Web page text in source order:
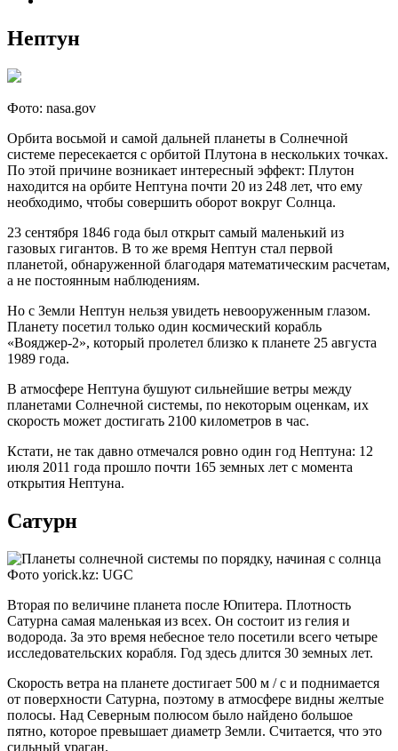
Нептун
Фото: nasa.gov
Орбита восьмой и самой дальней планеты в Солнечной
системе пересекается с орбитой Плутона в нескольких точках.
По этой причине возникает интересный эффект: Плутон
находится на орбите Нептуна почти 20 из 248 лет, что ему
необходимо, чтобы совершить оборот вокруг Солнца.
23 сентября 1846 года был открыт самый маленький из
газовых гигантов. В то же время Нептун стал первой
планетой, обнаруженной благодаря математическим расчетам,
а не постоянным наблюдениям.
Но с Земли Нептун нельзя увидеть невооруженным глазом.
Планету посетил только один космический корабль
«Вояджер-2», который пролетел близко к планете 25 августа
1989 года.
В атмосфере Нептуна бушуют сильнейшие ветры между
планетами Солнечной системы, по некоторым оценкам, их
скорость может достигать 2100 километров в час.
Кстати, не так давно отмечался ровно один год Нептуна: 12
июля 2011 года прошло почти 165 земных лет с момента
открытия Нептуна.
Сатурн
Фото yorick.kz: UGC
Вторая по величине планета после Юпитера. Плотность
Сатурна самая маленькая из всех. Он состоит из гелия и
водорода. За это время небесное тело посетили всего четыре
исследовательских корабля. Год здесь длится 30 земных лет.
Скорость ветра на планете достигает 500 м / с и поднимается
от поверхности Сатурна, поэтому в атмосфере видны желтые
полосы. Над Северным полюсом было найдено большое
пятно, которое превышает диаметр Земли. Считается, что это
сильный ураган.